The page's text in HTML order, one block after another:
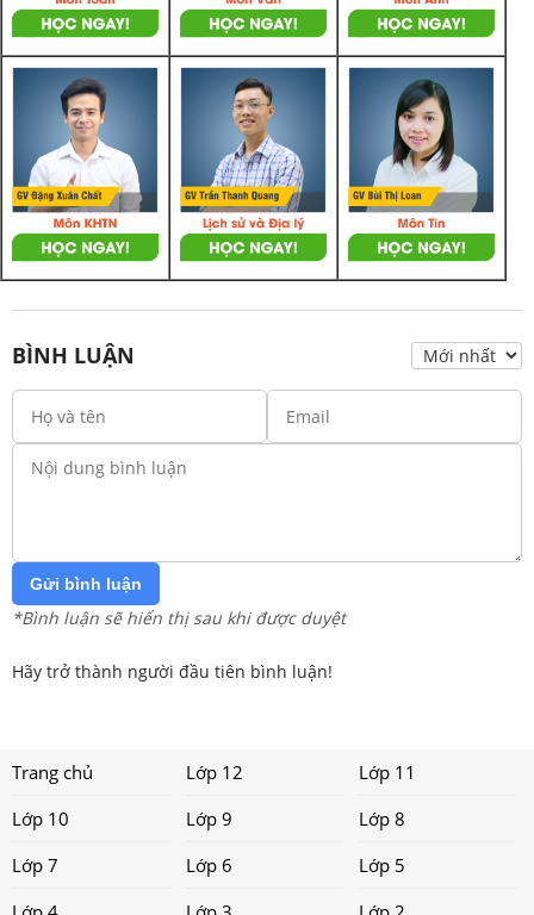
BÌNH LUẬN
Gửi bình luận
*Bình luận sẽ hiển thị sau khi được duyệt
Hãy trở thành người đầu tiên bình luận!
Trang chủ Lớp 12
Lớp 11
Lớp 10
Lớp 9
Lớp 8
Lớp 7
Lớp 6
Lớp 5